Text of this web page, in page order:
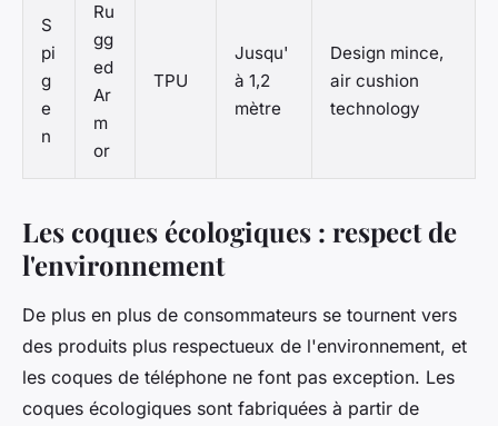
S
pi
g
e
n
Ru
gg
ed
Ar
m
or
TPU
Jusqu'
à 1,2
mètre
Design mince,
air cushion
technology
Les coques écologiques : respect de
l'environnement
De plus en plus de consommateurs se tournent vers
des produits plus respectueux de l'environnement, et
les coques de téléphone ne font pas exception. Les
coques écologiques sont fabriquées à partir de